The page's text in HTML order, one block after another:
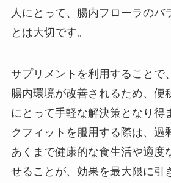
人にとって、腸内フローラのバ
とは大切です。
サプリメントを利用することで
腸内環境が改善されるため、便
にとって手軽な解決策となり得
クフィットを服用する際は、過
あくまで健康的な食生活や適度
せることが、効果を最大限に引